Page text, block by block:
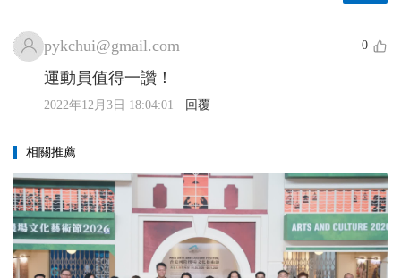
pykchui@gmail.com 0
運動員值得一讚！
2022年12月3日 18:04:01 · 回覆
相關推薦